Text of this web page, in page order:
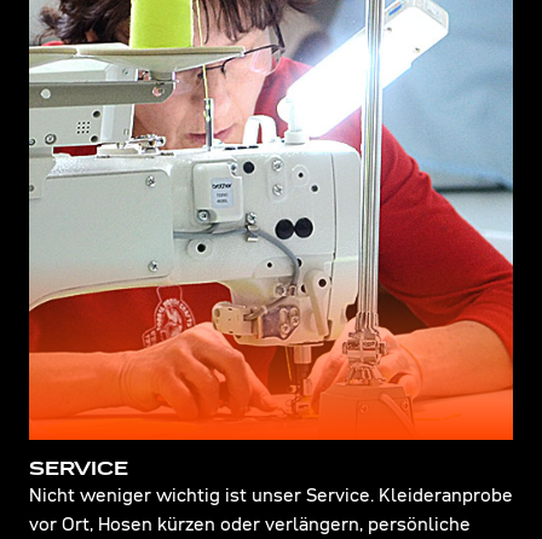
SERVICE
Nicht weniger wichtig ist unser Service. Kleideranprobe
vor Ort, Hosen kürzen oder verlängern, persönliche